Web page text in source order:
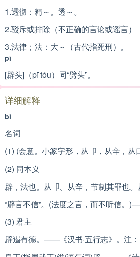
1.透彻：精～。透～。
2.驳斥或排除（不正确的言论或谣言）
3.法律；法：大～（古代指死刑）。
pī
[辟头]（pī tóu）同“劈头”。
详细解释
bì
名词
(1) (会意。小篆字形，从卩，从辛，从
(2) 同本义
辟，法也。从卩、从辛，节制其罪也
“辟言不信”。(法度之言，而不听信。
(3) 君主
辟遏有德。——《汉书·五行志》。注：